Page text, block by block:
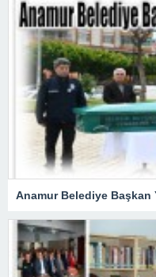
Anamur Belediye Başkan